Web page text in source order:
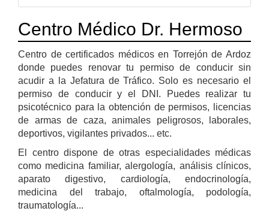
Centro Médico Dr. Hermoso
Centro de certificados médicos en Torrejón de Ardoz
donde puedes renovar tu permiso de conducir sin
acudir a la Jefatura de Tráfico. Solo es necesario el
permiso de conducir y el DNI. Puedes realizar tu
psicotécnico para la obtención de permisos, licencias
de armas de caza, animales peligrosos, laborales,
deportivos, vigilantes privados... etc.
El centro dispone de otras especialidades médicas
como medicina familiar, alergología, análisis clínicos,
aparato digestivo, cardiología, endocrinología,
medicina del trabajo, oftalmología, podología,
traumatología...